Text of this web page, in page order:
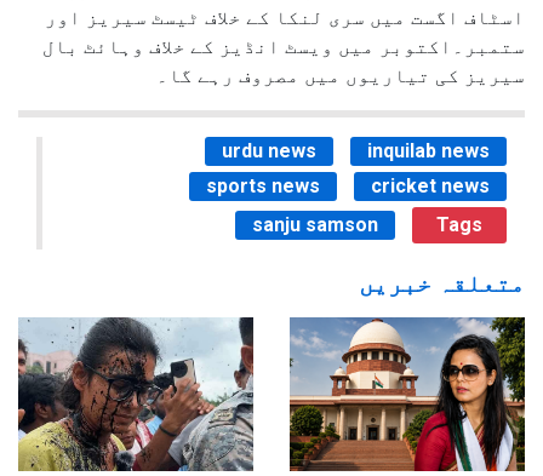
اسٹاف اگست میں سری لنکا کے خلاف ٹیسٹ سیریز اور
ستمبر۔اکتوبر میں ویسٹ انڈیز کے خلاف وہائٹ بال
سیریز کی تیاریوں میں مصروف رہے گا۔
urdu news
inquilab news
sports news
cricket news
sanju samson
Tags
متعلقہ خبریں